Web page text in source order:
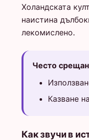
Холандската
наистина
лекомислено.
Често
Казване
Как звучи в